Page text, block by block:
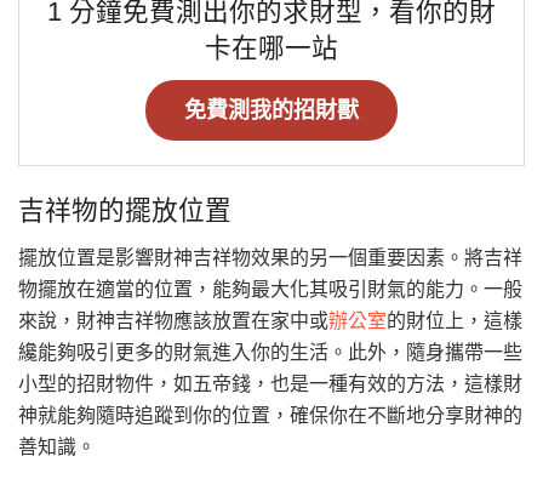
1 分鐘免費測出你的求財型，看你的財
卡在哪一站
免費測我的招財獸
吉祥物的擺放位置
擺放位置是影響財神吉祥物效果的另一個重要因素。將吉祥
物擺放在適當的位置，能夠最大化其吸引財氣的能力。一般
來說，財神吉祥物應該放置在家中或辦公室的財位上，這樣
纔能夠吸引更多的財氣進入你的生活。此外，隨身攜帶一些
小型的招財物件，如五帝錢，也是一種有效的方法，這樣財
神就能夠隨時追蹤到你的位置，確保你在不斷地分享財神的
善知識。